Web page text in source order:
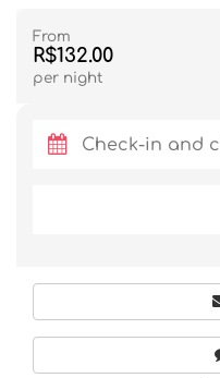
From
R$132.00
per night